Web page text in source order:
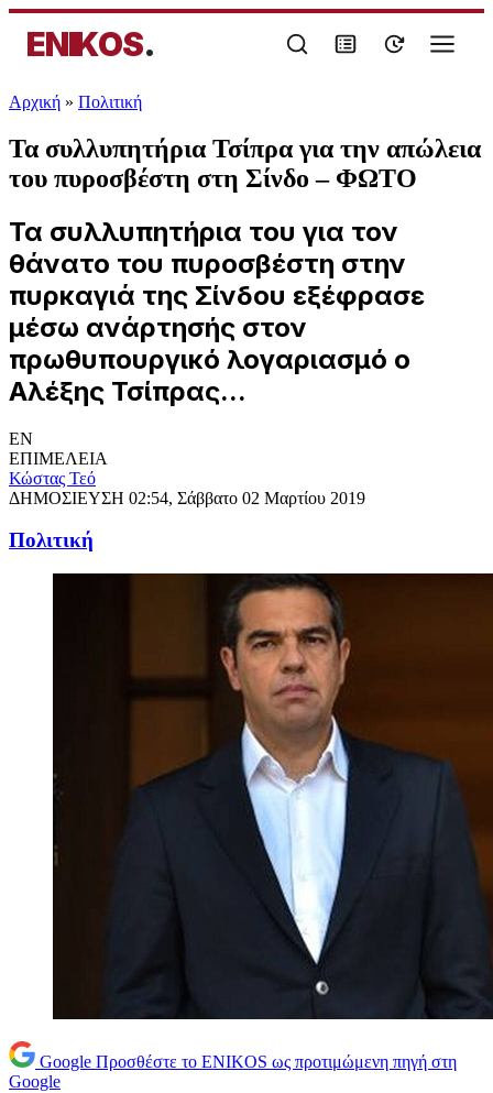
ENIKOS.
Αρχική » Πολιτική
Τα συλλυπητήρια Τσίπρα για την απώλεια
του πυροσβέστη στη Σίνδο – ΦΩΤΟ
Τα συλλυπητήρια του για τον
θάνατο του πυροσβέστη στην
πυρκαγιά της Σίνδου εξέφρασε
μέσω ανάρτησής στον
πρωθυπουργικό λογαριασμό ο
Αλέξης Τσίπρας...
EN
ΕΠΙΜΕΛΕΙΑ
Κώστας Τεό
ΔΗΜΟΣΙΕΥΣΗ 02:54, Σάββατο 02 Μαρτίου 2019
Πολιτική
Google Προσθέστε το ENIKOS ως προτιμώμενη πηγή στη
Google